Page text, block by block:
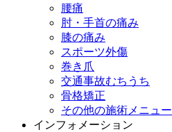
腰痛
肘・手首の痛み
膝の痛み
スポーツ外傷
巻き爪
交通事故むちうち
骨格矯正
その他の施術メニュー
インフォメーション